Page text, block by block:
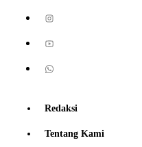
Redaksi
Tentang Kami